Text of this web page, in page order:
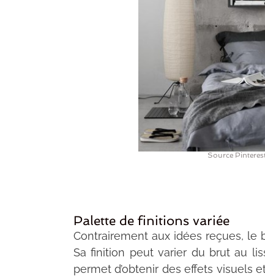
Source
Palette de finitions variée
Contrairement aux idées reçues, le
Sa finition peut varier du brut au
permet d’obtenir des effets visuels